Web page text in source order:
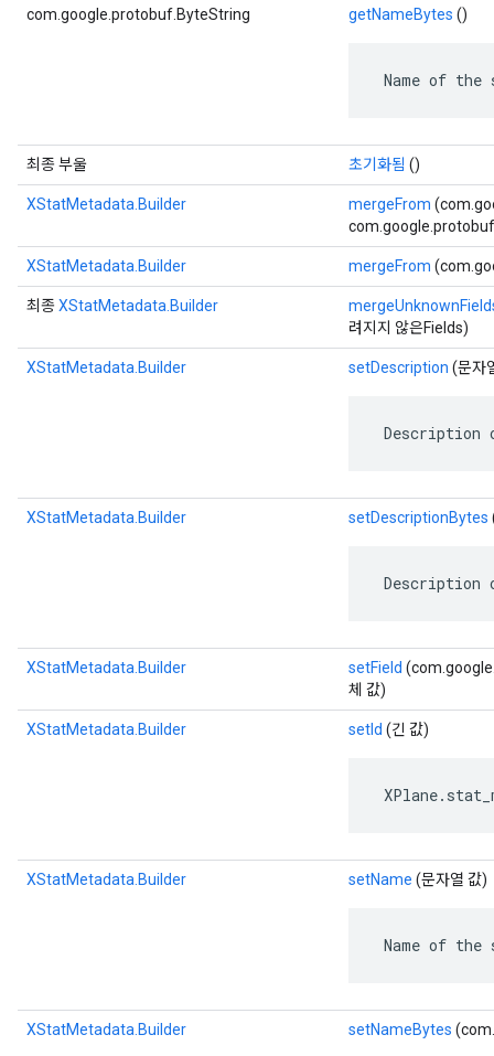
com.google.protobuf.ByteString getNameBytes ()
Name of
최종 부울 초기화됨 ()
XStatMetadata.Builder mergeFrom
XStatMetadata.Builder mergeFrom
최종XStatMetadata.Builder
려지지 않은Fields)
XStatMetadata.Builder setDescription (문자
XStatMetadata.Builder setDescriptionBytes
XStatMetadata.Builder setField
체 값)
XStatMetadata.Builder setId (긴 값)
XStatMetadata.Builder setName (문자열 값)
Name of
XStatMetadata.Builder setNameBytes